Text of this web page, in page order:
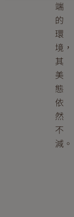
端
的
環
境，
其
美
態
依
然
不
減。